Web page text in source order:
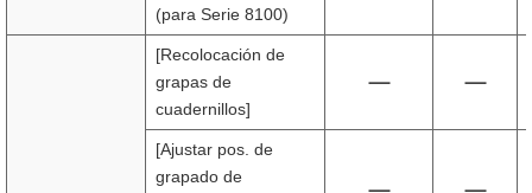
(para Serie 8100)
[Recolocación de
grapas de
cuadernillos]
[Ajustar pos. de
grapado de